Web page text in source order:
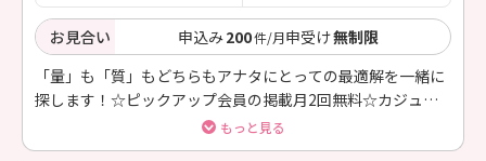
お見合い 申込み200件/月申受け無制限
「量」も「質」もどちらもアナタにとっての最適解を一緒に
探します！☆ピックアップ会員の掲載月2回無料☆カジュア
ル写真の撮影1回無料☆月1回オンライン面談
もっと見る